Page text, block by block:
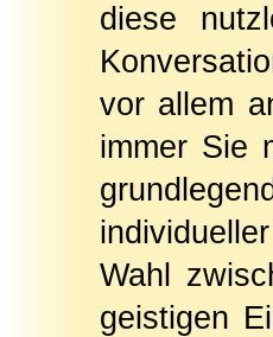
diese
vor allem
immer Sie
Wahl
geistigen